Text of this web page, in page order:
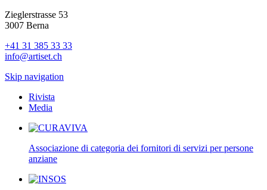
Zieglerstrasse 53
3007 Berna
+41 31 385 33 33
info@artiset.ch
Skip navigation
Rivista
Media
Associazione di categoria dei fornitori di servizi per persone
anziane